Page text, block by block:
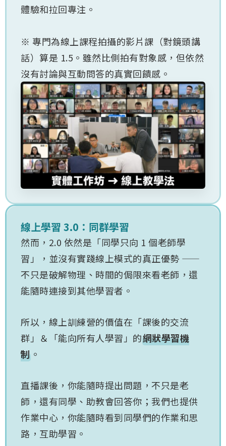
體驗和拉回專注。
​※ 專門為線上課程拍攝的影片課（對鏡頭講
話）算是 1.5。雖然比側拍有對象感，但依然
沒有討論與互動問答的真實回饋感。
線上學習 3.0：同群學習
​然而，2.0 依然是「同學只向 1 個老師學
習」，並沒有實踐線上模式的真正優勢 ——
不只是破解物理、時間的侷限來看老師，還
能隨時連接到其他學習者。
所以，線上訓練營的價值在「課後的交流
群」＆「能向所有人學習」的網狀學習機
制。
​直播課後，你能隨時提出問題，不只是老
師，還有同學、助教會回答你；我們也提供
作業中心，你能隨時看到同學們的作業和思
路，互助學習。